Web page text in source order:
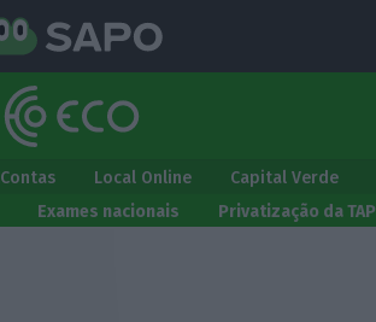
Local Online Capital Verde
Exames nacionais Privatização da TAP